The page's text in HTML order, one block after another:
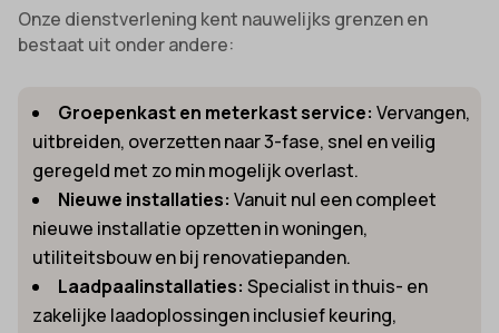
Onze dienstverlening kent nauwelijks grenzen en
bestaat uit onder andere:
Groepenkast en meterkast service: Vervangen,
uitbreiden, overzetten naar 3-fase, snel en veilig
geregeld met zo min mogelijk overlast.
Nieuwe installaties: Vanuit nul een compleet
nieuwe installatie opzetten in woningen,
utiliteitsbouw en bij renovatiepanden.
Laadpaalinstallaties: Specialist in thuis- en
zakelijke laadoplossingen inclusief keuring,